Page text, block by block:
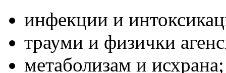
инфекции и
трауми и физички
метаболизам и исхрана;